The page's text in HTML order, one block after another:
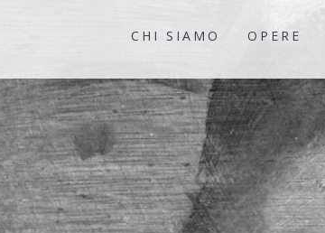
CHI SIAMO OPERE